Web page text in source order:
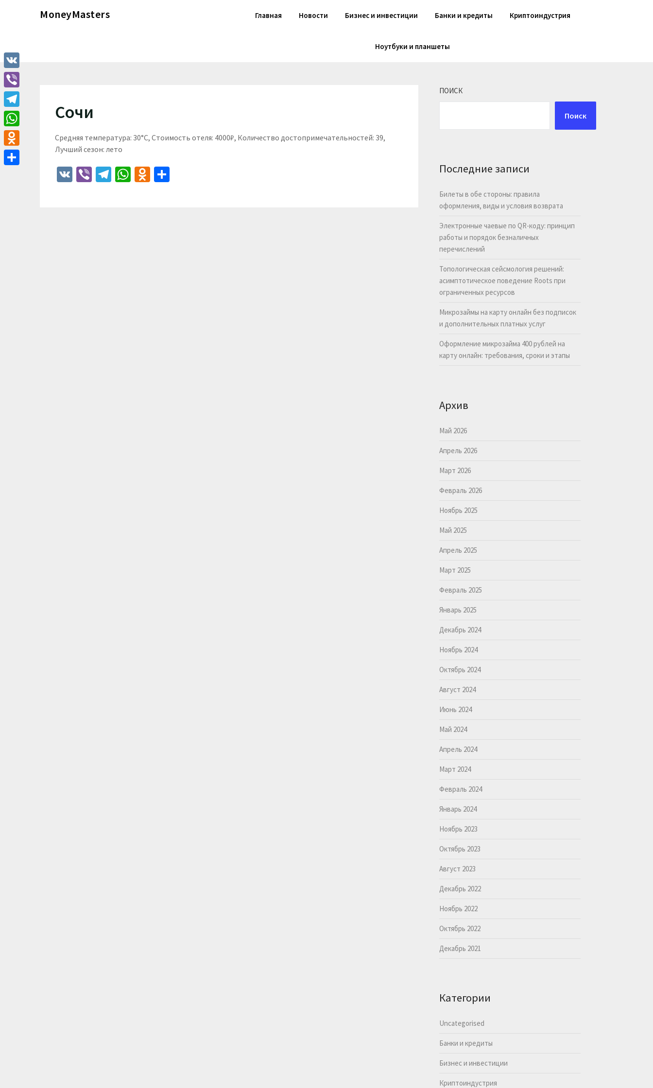
MoneyMasters Главная Новости Бизнес и инвестиции Банки и кредиты Криптоиндустрия
Ноутбуки и планшеты
Сочи
Средняя температура: 30°C, Стоимость отеля: 4000₽, Количество достопримечательностей: 39,
Лучший сезон: лето
VK ViberTelegram
WhatsApp
Odnoklassniki
ПОИСК
Поиск
Последние записи
Билеты в обе стороны: правила
оформления, виды и условия возврата
Электронные чаевые по QR-коду: принцип
работы и порядок безналичных
перечислений
Топологическая сейсмология решений:
асимптотическое поведение Roots при
ограниченных ресурсов
Микрозаймы на карту онлайн без подписок
и дополнительных платных услуг
Оформление микрозайма 400 рублей на
карту онлайн: требования, сроки и этапы
Архив
Май 2026
Апрель 2026
Март 2026
Февраль 2026
Ноябрь 2025
Май 2025
Апрель 2025
Март 2025
Февраль 2025
Январь 2025
Декабрь 2024
Ноябрь 2024
Октябрь 2024
Август 2024
Июнь 2024
Май 2024
Апрель 2024
Март 2024
Февраль 2024
Январь 2024
Ноябрь 2023
Октябрь 2023
Август 2023
Декабрь 2022
Ноябрь 2022
Октябрь 2022
Декабрь 2021
Категории
Uncategorised
Банки и кредиты
Бизнес и инвестиции
Криптоиндустрия
VK
Viber
Telegram
WhatsApp
Odnoklassniki